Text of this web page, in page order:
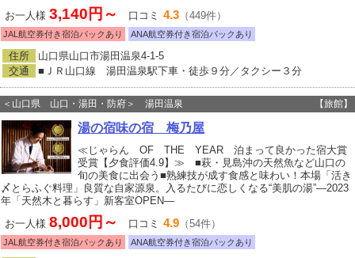
お一人様 3,140円～ 口コミ 4.3 （449件）
JAL航空券付き宿泊パックあり ANA航空券付き宿泊パックあり
住所
山口県山口市湯田温泉4-1-5
交通
■ＪＲ山口線 湯田温泉駅下車・徒歩９分／タクシー３分
＜山口県 山口・湯田・防府＞ 湯田温泉 【旅館】
湯の宿味の宿 梅乃屋
≪じゃらん OF THE YEAR 泊まって良かった宿大賞
受賞【夕食評価4.9】≫ ■萩・見島沖の天然魚など山口の
旬の美食に出会う■熟練技が成す食感と味わい！本場「活き
〆とらふぐ料理」良質な自家源泉。入るたびに恋しくなる“美肌の湯”―2023
年「天然木と暮らす」新客室OPEN―
お一人様 8,000円～ 口コミ 4.9 （54件）
JAL航空券付き宿泊パックあり ANA航空券付き宿泊パックあり